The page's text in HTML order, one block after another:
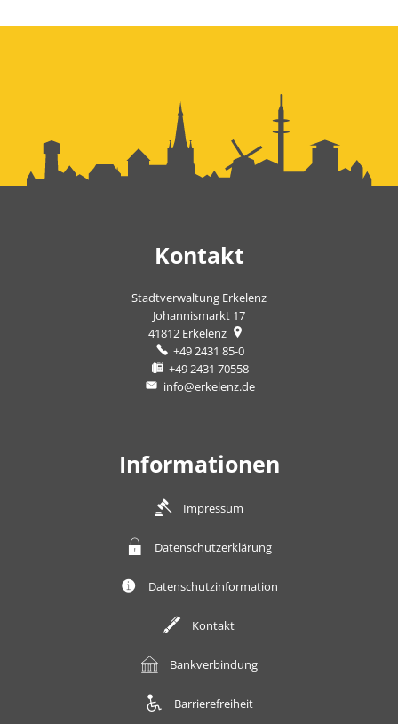
Kontakt
Stadtverwaltung Erkelenz
Johannismarkt 17
41812 Erkelenz
+49 2431 85-0
+49 2431 70558
info@erkelenz.de
Informationen
Impressum
Datenschutzerklärung
Datenschutzinformation
Kontakt
Bankverbindung
Barrierefreiheit